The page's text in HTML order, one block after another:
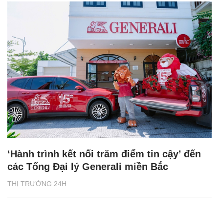
THỊ TRƯỜNG 24H
‘Hành trình kết nối trăm điểm tin cậy’ đến
các Tổng Đại lý Generali miền Bắc